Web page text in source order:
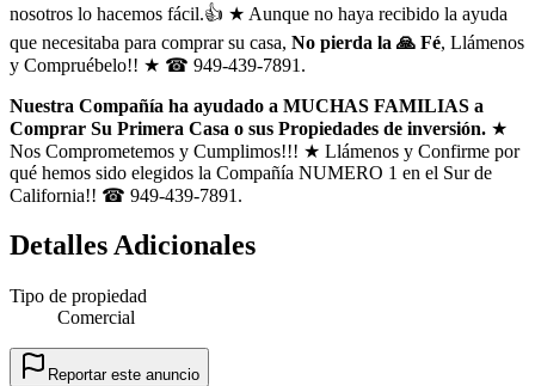
nosotros lo hacemos fácil.👍 ★ Aunque no haya recibido la ayuda
que necesitaba para comprar su casa, No pierda la 🙏 Fé, Llámenos
y Compruébelo!! ★ ☎ 949-439-7891.
Nuestra Compañía ha ayudado a MUCHAS FAMILIAS a
Comprar Su Primera Casa o sus Propiedades de inversión. ★
Nos Comprometemos y Cumplimos!!! ★ Llámenos y Confirme por
qué hemos sido elegidos la Compañía NUMERO 1 en el Sur de
California!! ☎ 949-439-7891.
Detalles Adicionales
Tipo de propiedad
Comercial
Reportar este anuncio